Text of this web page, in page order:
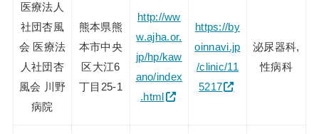
医療法人
社団杏風
会 医療法
人社団杏
風会 川野
病院
熊本県熊
本市中央
区大江6
丁目25-1
http://ww
w.ajha.or.
jp/hp/kaw
ano/index
.html
https://by
oinnavi.jp
/clinic/11
5217
泌尿器科,
性病科